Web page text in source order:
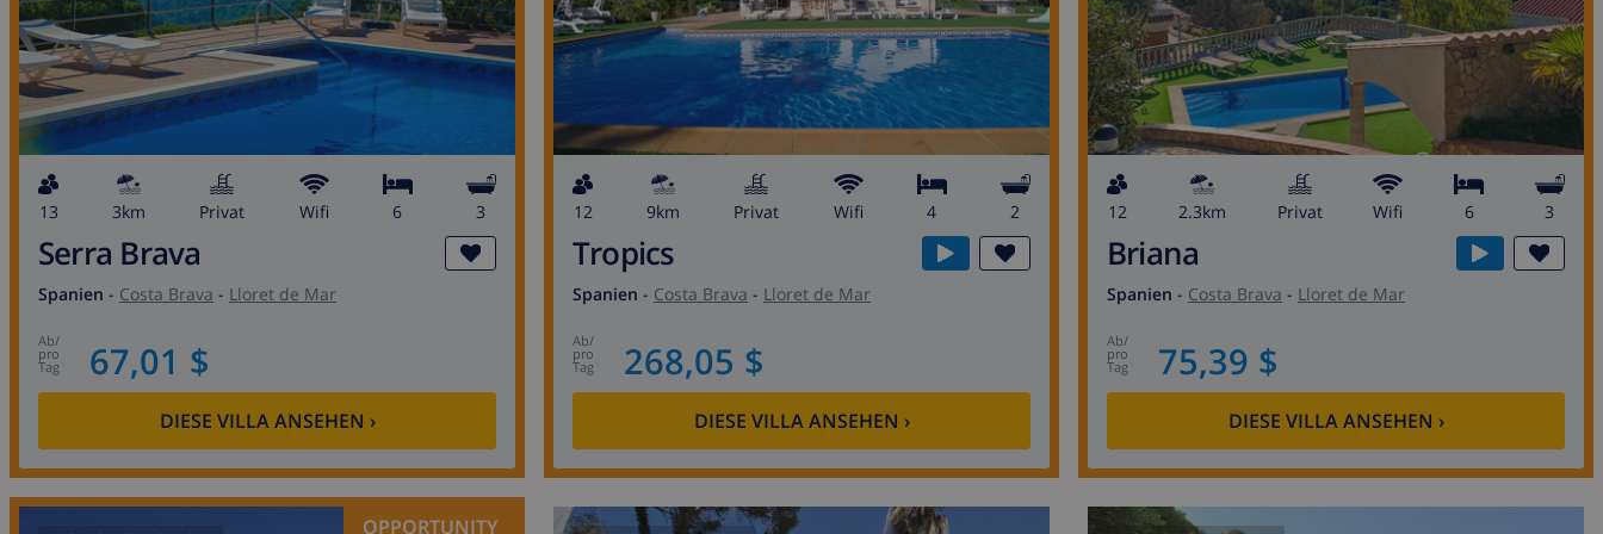
13 3km Privat wifi 6 3
Serra Brava
Spanien - Costa Brava - Lloret de Mar
ab/
pro
Tag 67,01 $
DIESE VILLA ANSEHEN ›
12 9km Privat wifi 4 2
Tropics
Spanien - Costa Brava - Lloret de Mar
ab/
pro
Tag 268,05 $
DIESE VILLA ANSEHEN ›
12 2.3km Privat wifi 6 3
Briana
Spanien - Costa Brava - Lloret de Mar
ab/
pro
Tag 75,39 $
DIESE VILLA ANSEHEN ›
OPPORTUNITY